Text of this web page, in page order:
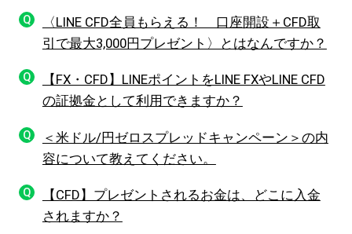
Q
〈LINE CFD全員もらえる！ 口座開設＋CFD取
引で最大3,000円プレゼント〉とはなんですか？
Q
【FX・CFD】LINEポイントをLINE FXやLINE CFD
の証拠金として利用できますか？
Q
＜米ドル/円ゼロスプレッドキャンペーン＞の内
容について教えてください。
Q
【CFD】プレゼントされるお金は、どこに入金
されますか？